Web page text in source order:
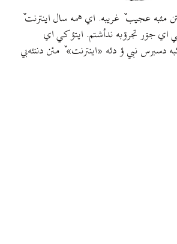
مئبه عجيب ٚ غريبه. اي همه سال اينترنت
اي جۊر تجرۊبه ندأشتم. ايتؤ کي اي
دسبرس نبي ؤ دئه «اينترنت» ٚ مئن دننئه‌بي
اطلاعات ؤ بنويشتأن ؤ مي…